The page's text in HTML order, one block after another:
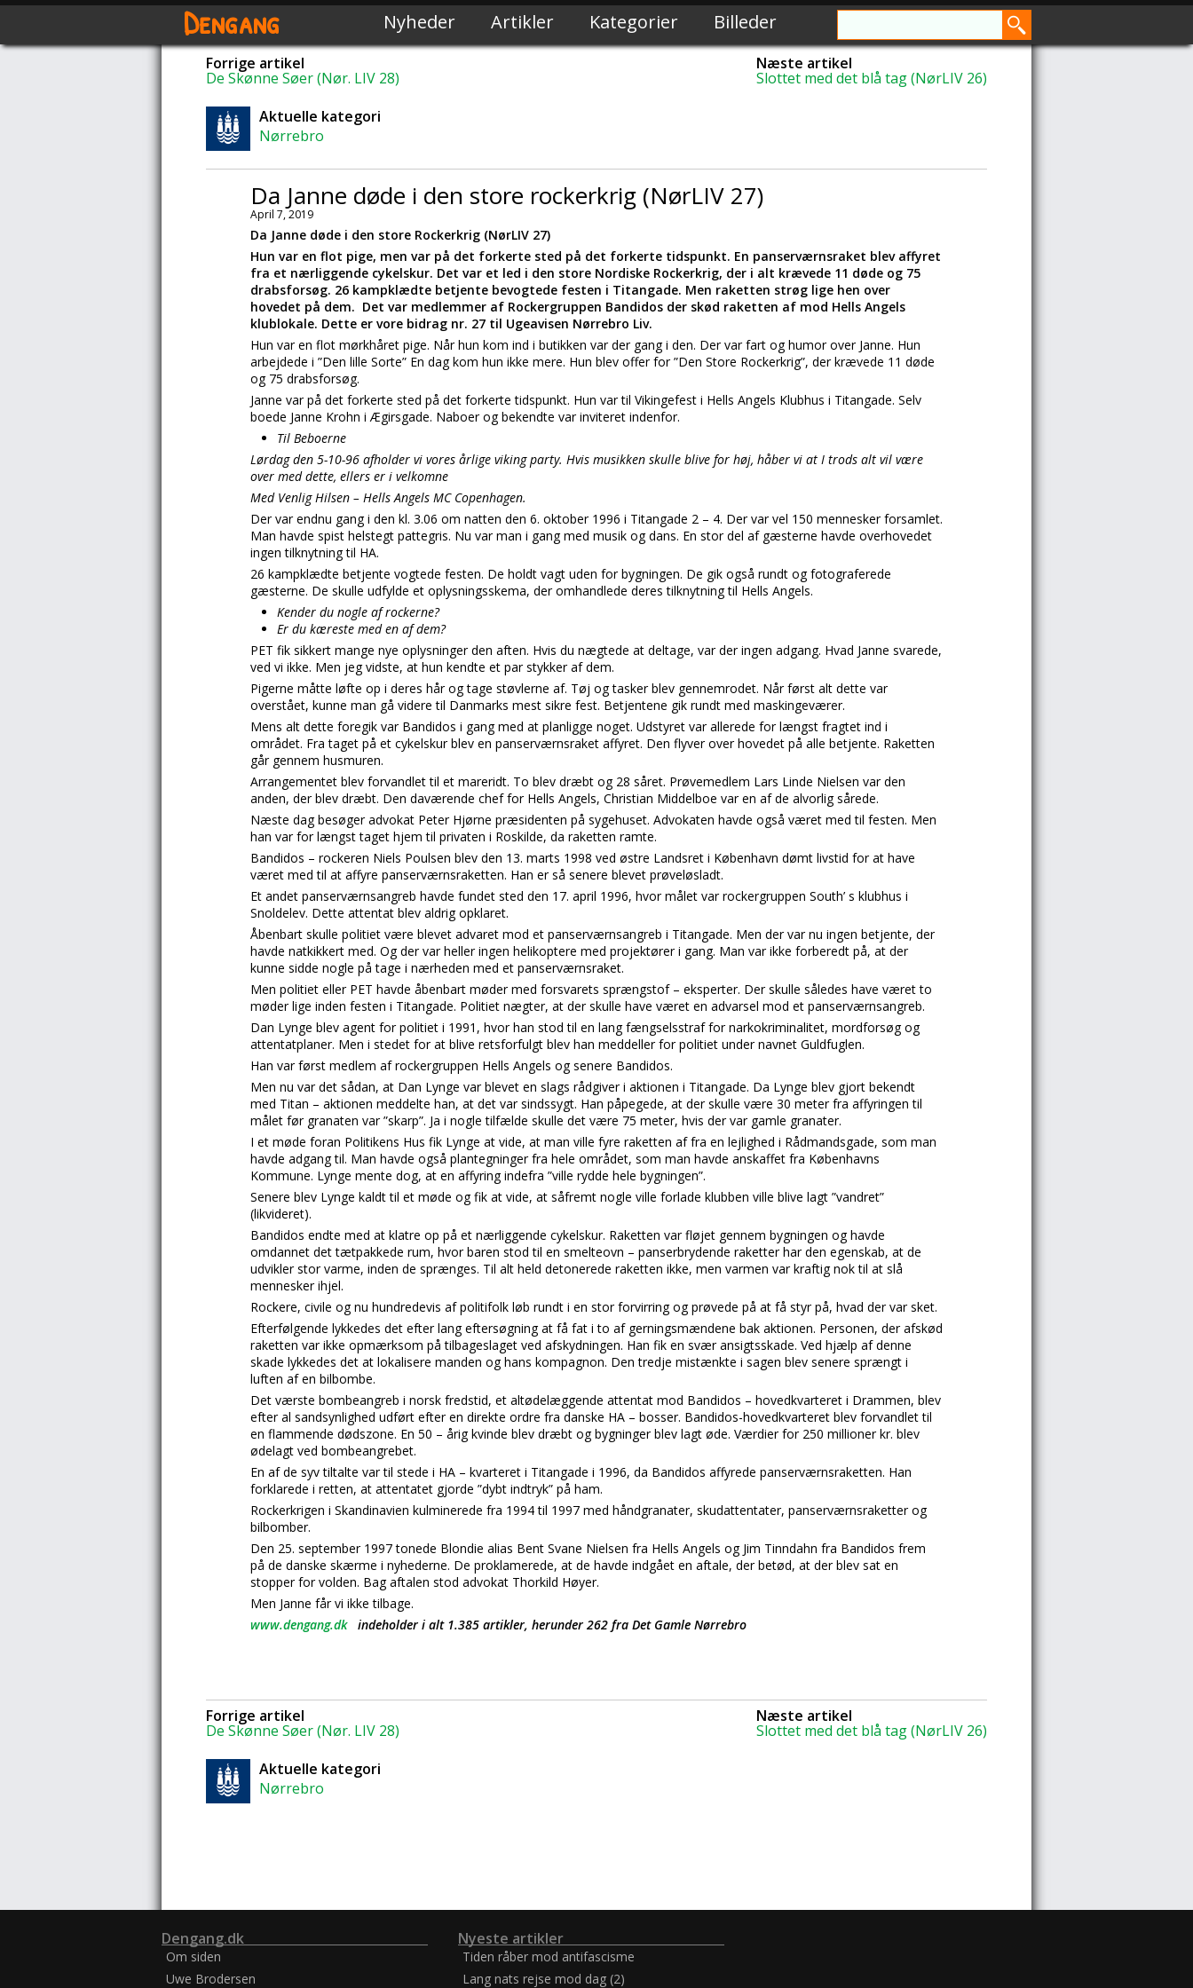
Dengang Nyheder Artikler Kategorier Billeder
Forrige artikel
De Skønne Søer (Nør. LIV 28)
Næste artikel
Slottet med det blå tag (NørLIV 26)
Aktuelle kategori
Nørrebro
Da Janne døde i den store rockerkrig (NørLIV 27)
April 7, 2019
Da Janne døde i den store Rockerkrig (NørLIV 27)
Hun var en flot pige, men var på det forkerte sted på det forkerte tidspunkt. En panserværnsraket blev affyret
fra et nærliggende cykelskur. Det var et led i den store Nordiske Rockerkrig, der i alt krævede 11 døde og 75
drabsforsøg. 26 kampklædte betjente bevogtede festen i Titangade. Men raketten strøg lige hen over
hovedet på dem. Det var medlemmer af Rockergruppen Bandidos der skød raketten af mod Hells Angels
klublokale. Dette er vore bidrag nr. 27 til Ugeavisen Nørrebro Liv.
Hun var en flot mørkhåret pige. Når hun kom ind i butikken var der gang i den. Der var fart og humor over Janne. Hun
arbejdede i ”Den lille Sorte” En dag kom hun ikke mere. Hun blev offer for ”Den Store Rockerkrig”, der krævede 11 døde
og 75 drabsforsøg.
Janne var på det forkerte sted på det forkerte tidspunkt. Hun var til Vikingefest i Hells Angels Klubhus i Titangade. Selv
boede Janne Krohn i Ægirsgade. Naboer og bekendte var inviteret indenfor.
Til Beboerne
Lørdag den 5-10-96 afholder vi vores årlige viking party. Hvis musikken skulle blive for høj, håber vi at I trods alt vil være
over med dette, ellers er i velkomne
Med Venlig Hilsen – Hells Angels MC Copenhagen.
Der var endnu gang i den kl. 3.06 om natten den 6. oktober 1996 i Titangade 2 – 4. Der var vel 150 mennesker forsamlet.
Man havde spist helstegt pattegris. Nu var man i gang med musik og dans. En stor del af gæsterne havde overhovedet
ingen tilknytning til HA.
26 kampklædte betjente vogtede festen. De holdt vagt uden for bygningen. De gik også rundt og fotograferede
gæsterne. De skulle udfylde et oplysningsskema, der omhandlede deres tilknytning til Hells Angels.
Kender du nogle af rockerne?
Er du kæreste med en af dem?
PET fik sikkert mange nye oplysninger den aften. Hvis du nægtede at deltage, var der ingen adgang. Hvad Janne svarede,
ved vi ikke. Men jeg vidste, at hun kendte et par stykker af dem.
Pigerne måtte løfte op i deres hår og tage støvlerne af. Tøj og tasker blev gennemrodet. Når først alt dette var
overstået, kunne man gå videre til Danmarks mest sikre fest. Betjentene gik rundt med maskingeværer.
Mens alt dette foregik var Bandidos i gang med at planligge noget. Udstyret var allerede for længst fragtet ind i
området. Fra taget på et cykelskur blev en panserværnsraket affyret. Den flyver over hovedet på alle betjente. Raketten
går gennem husmuren.
Arrangementet blev forvandlet til et mareridt. To blev dræbt og 28 såret. Prøvemedlem Lars Linde Nielsen var den
anden, der blev dræbt. Den daværende chef for Hells Angels, Christian Middelboe var en af de alvorlig sårede.
Næste dag besøger advokat Peter Hjørne præsidenten på sygehuset. Advokaten havde også været med til festen. Men
han var for længst taget hjem til privaten i Roskilde, da raketten ramte.
Bandidos – rockeren Niels Poulsen blev den 13. marts 1998 ved østre Landsret i København dømt livstid for at have
været med til at affyre panserværnsraketten. Han er så senere blevet prøveløsladt.
Et andet panserværnsangreb havde fundet sted den 17. april 1996, hvor målet var rockergruppen South’ s klubhus i
Snoldelev. Dette attentat blev aldrig opklaret.
Åbenbart skulle politiet være blevet advaret mod et panserværnsangreb i Titangade. Men der var nu ingen betjente, der
havde natkikkert med. Og der var heller ingen helikoptere med projektører i gang. Man var ikke forberedt på, at der
kunne sidde nogle på tage i nærheden med et panserværnsraket.
Men politiet eller PET havde åbenbart møder med forsvarets sprængstof – eksperter. Der skulle således have været to
møder lige inden festen i Titangade. Politiet nægter, at der skulle have været en advarsel mod et panserværnsangreb.
Dan Lynge blev agent for politiet i 1991, hvor han stod til en lang fængselsstraf for narkokriminalitet, mordforsøg og
attentatplaner. Men i stedet for at blive retsforfulgt blev han meddeller for politiet under navnet Guldfuglen.
Han var først medlem af rockergruppen Hells Angels og senere Bandidos.
Men nu var det sådan, at Dan Lynge var blevet en slags rådgiver i aktionen i Titangade. Da Lynge blev gjort bekendt
med Titan – aktionen meddelte han, at det var sindssygt. Han påpegede, at der skulle være 30 meter fra affyringen til
målet før granaten var ”skarp”. Ja i nogle tilfælde skulle det være 75 meter, hvis der var gamle granater.
I et møde foran Politikens Hus fik Lynge at vide, at man ville fyre raketten af fra en lejlighed i Rådmandsgade, som man
havde adgang til. Man havde også plantegninger fra hele området, som man havde anskaffet fra Københavns
Kommune. Lynge mente dog, at en affyring indefra ”ville rydde hele bygningen”.
Senere blev Lynge kaldt til et møde og fik at vide, at såfremt nogle ville forlade klubben ville blive lagt ”vandret”
(likvideret).
Bandidos endte med at klatre op på et nærliggende cykelskur. Raketten var fløjet gennem bygningen og havde
omdannet det tætpakkede rum, hvor baren stod til en smelteovn – panserbrydende raketter har den egenskab, at de
udvikler stor varme, inden de sprænges. Til alt held detonerede raketten ikke, men varmen var kraftig nok til at slå
mennesker ihjel.
Rockere, civile og nu hundredevis af politifolk løb rundt i en stor forvirring og prøvede på at få styr på, hvad der var sket.
Efterfølgende lykkedes det efter lang eftersøgning at få fat i to af gerningsmændene bak aktionen. Personen, der afskød
raketten var ikke opmærksom på tilbageslaget ved afskydningen. Han fik en svær ansigtsskade. Ved hjælp af denne
skade lykkedes det at lokalisere manden og hans kompagnon. Den tredje mistænkte i sagen blev senere sprængt i
luften af en bilbombe.
Det værste bombeangreb i norsk fredstid, et altødelæggende attentat mod Bandidos – hovedkvarteret i Drammen, blev
efter al sandsynlighed udført efter en direkte ordre fra danske HA – bosser. Bandidos-hovedkvarteret blev forvandlet til
en flammende dødszone. En 50 – årig kvinde blev dræbt og bygninger blev lagt øde. Værdier for 250 millioner kr. blev
ødelagt ved bombeangrebet.
En af de syv tiltalte var til stede i HA – kvarteret i Titangade i 1996, da Bandidos affyrede panserværnsraketten. Han
forklarede i retten, at attentatet gjorde ”dybt indtryk” på ham.
Rockerkrigen i Skandinavien kulminerede fra 1994 til 1997 med håndgranater, skudattentater, panserværnsraketter og
bilbomber.
Den 25. september 1997 tonede Blondie alias Bent Svane Nielsen fra Hells Angels og Jim Tinndahn fra Bandidos frem
på de danske skærme i nyhederne. De proklamerede, at de havde indgået en aftale, der betød, at der blev sat en
stopper for volden. Bag aftalen stod advokat Thorkild Høyer.
Men Janne får vi ikke tilbage.
www.dengang.dkindeholder i alt 1.385 artikler, herunder 262 fra Det Gamle Nørrebro
Forrige artikel
De Skønne Søer (Nør. LIV 28)
Næste artikel
Slottet med det blå tag (NørLIV 26)
Aktuelle kategori
Nørrebro
Dengang.dk
Om siden
Uwe Brodersen
Nyeste artikler
Tiden råber mod antifascisme
Lang nats rejse mod dag (2)